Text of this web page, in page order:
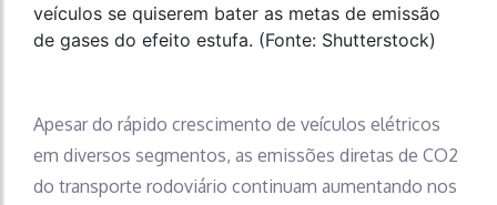
veículos se quiserem bater as metas de emissão
de gases do efeito estufa. (Fonte: Shutterstock)
Apesar do rápido crescimento de veículos elétricos
em diversos segmentos, as emissões diretas de CO2
do transporte rodoviário continuam aumentando nos